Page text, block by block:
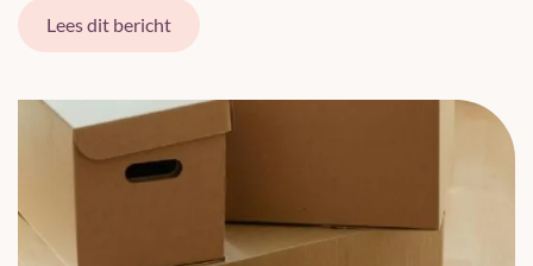
Lees dit bericht